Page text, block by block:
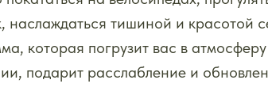
наслаждаться тишиной и красотой
которая погрузит вас в
подарит расслабление и